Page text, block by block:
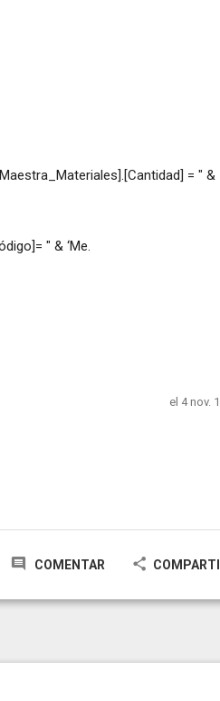
= " &
" & ‘Me.
el 4 nov.
COMENTAR